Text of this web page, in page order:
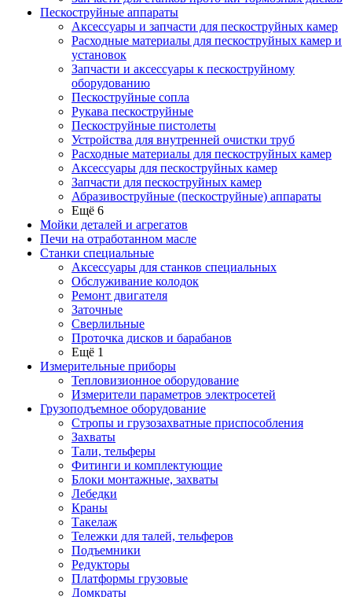
Пескоструйные аппараты
Аксессуары и запчасти для пескоструйных камер
Расходные материалы для пескоструйных камер и
установок
Запчасти и аксессуары к пескоструйному
оборудованию
Пескоструйные сопла
Рукава пескоструйные
Пескоструйные пистолеты
Устройства для внутренней очистки труб
Расходные материалы для пескоструйных камер
Аксессуары для пескоструйных камер
Запчасти для пескоструйных камер
Абразивоструйные (пескоструйные) аппараты
Ещё 6
Мойки деталей и агрегатов
Печи на отработанном масле
Станки специальные
Аксессуары для станков специальных
Обслуживание колодок
Ремонт двигателя
Заточные
Сверлильные
Проточка дисков и барабанов
Ещё 1
Измерительные приборы
Тепловизионное оборудование
Измерители параметров электросетей
Грузоподъемное оборудование
Стропы и грузозахватные приспособления
Захваты
Тали, тельферы
Фитинги и комплектующие
Блоки монтажные, захваты
Лебедки
Краны
Такелаж
Тележки для талей, тельферов
Подъемники
Редукторы
Платформы грузовые
Домкраты